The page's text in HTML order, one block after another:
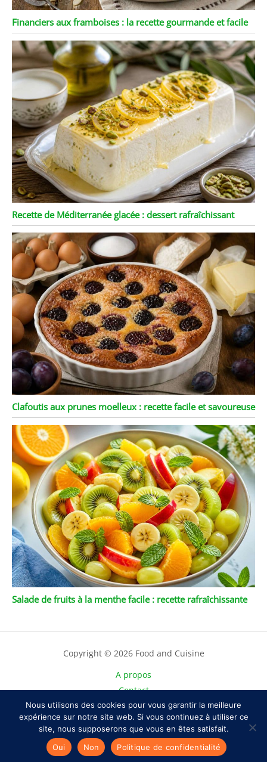
Financiers aux framboises : la recette gourmande et facile
Recette de Méditerranée glacée : dessert rafraîchissant
Clafoutis aux prunes moelleux : recette facile et savoureuse
Salade de fruits à la menthe facile : recette rafraîchissante
Copyright © 2026 Food and Cuisine
A propos
Contact
Plan du site
Mentions légales
Politique de confidentialité
Nous utilisons des cookies pour vous garantir la meilleure
expérience sur notre site web. Si vous continuez à utiliser ce
site, nous supposerons que vous en êtes satisfait.
Oui
Non Politique de confidentialité